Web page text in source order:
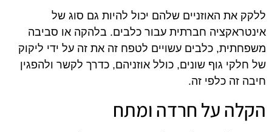
ללקק את האוזניים שלהם יכול להיות גם סוג של
אינטראקציה חברתית עבור כלבים. בלהקה או סביבה
משפחתית, כלבים עשויים לטפח זה את זה על ידי ליקוק
של חלקי גוף שונים, כולל אוזניהם, כדרך לקשר ולהפגין
חיבה זה כלפי זה.
הקלה על חרדה ומתח